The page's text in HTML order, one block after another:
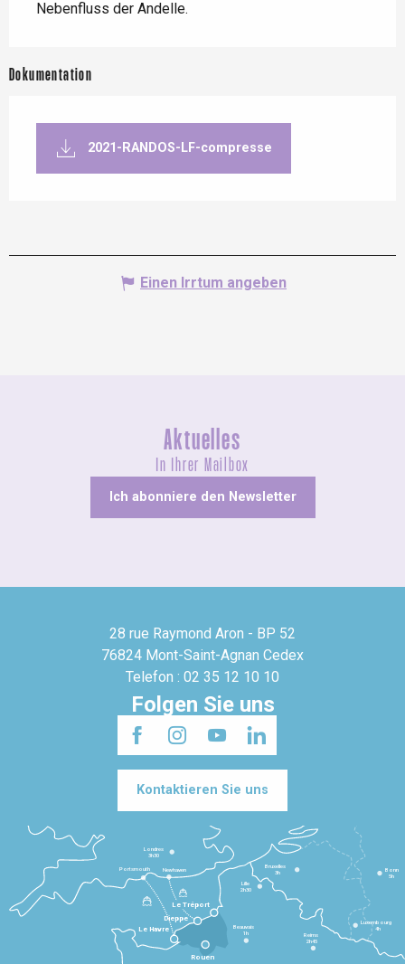
Nebenfluss der Andelle.
Dokumentation
2021-RANDOS-LF-compresse
Einen Irrtum angeben
Aktuelles
In Ihrer Mailbox
Ich abonniere den Newsletter
28 rue Raymond Aron - BP 52
76824 Mont-Saint-Agnan Cedex
Telefon : 02 35 12 10 10
Folgen Sie uns
Kontaktieren Sie uns
Le Havre
Dieppe
Le Tréport
Beauvais
1h
Reims
2h45
Lille
2h30
Bruxelles
3h
Londres
3h30
Newhaven
Portsmouth
Bonn
5h
Luxembourg
4h
Rouen